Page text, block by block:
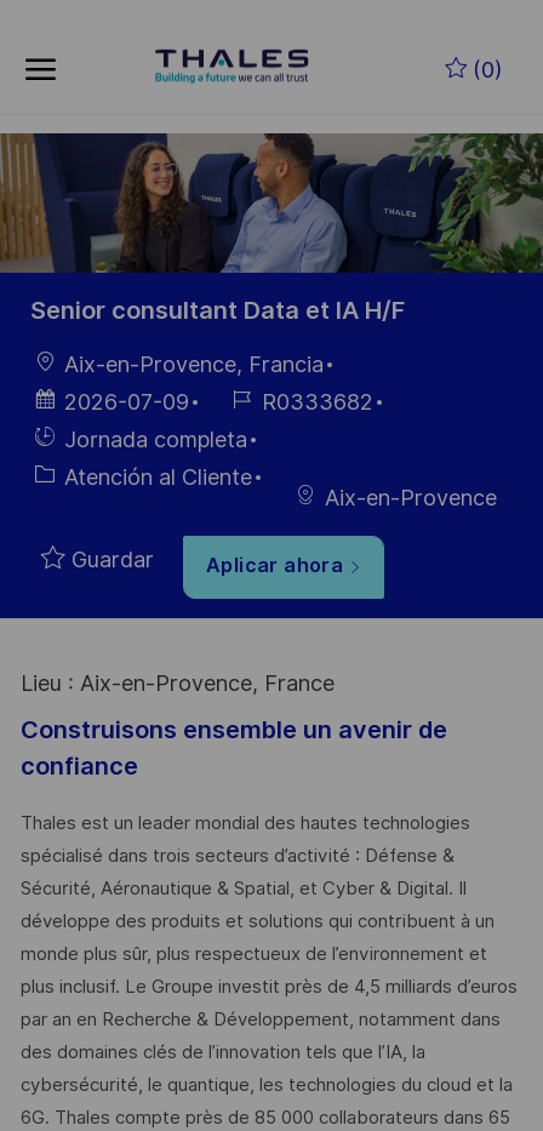
(0)
-
Senior consultant Data et IA H/F
Ubicación
Aix-en-Provence, Francia
Fecha de
publicación
2026-07-09
ID de
empleo
R0333682
Hiring
Type
Jornada completa
Categoría
Atención al Cliente
Aix-en-Provence
Guardar Aplicar ahora
Lieu : Aix-en-Provence, France
Construisons ensemble un avenir de
confiance
Thales est un leader mondial des hautes technologies
spécialisé dans trois secteurs d’activité : Défense &
Sécurité, Aéronautique & Spatial, et Cyber & Digital. Il
développe des produits et solutions qui contribuent à un
monde plus sûr, plus respectueux de l’environnement et
plus inclusif. Le Groupe investit près de 4,5 milliards d’euros
par an en Recherche & Développement, notamment dans
des domaines clés de l’innovation tels que l’IA, la
cybersécurité, le quantique, les technologies du cloud et la
6G. Thales compte près de 85 000 collaborateurs dans 65